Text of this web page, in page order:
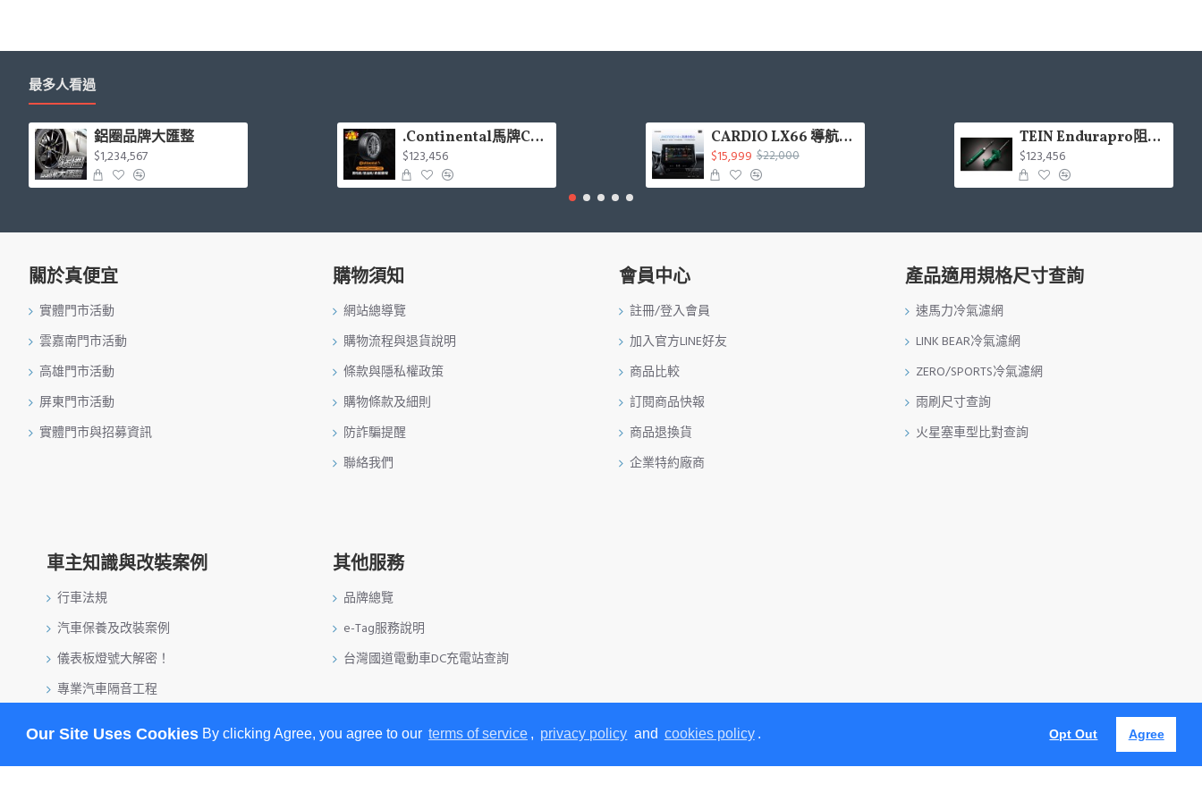
Our Site Uses Cookies By clicking Agree, you agree to our terms of service , privacy policy and cookies policy . Opt Out Agree
最多人看過
鋁圈品牌大匯整
$1,234,567
.Continental馬牌CCK輪胎特價專區
$123,456
CARDIO LX66 導航Hi-Res款安卓機 4+64G 8核(9吋/10.1吋)含安裝(面板框另計)
$15,999 $22,000
TEIN Endurapro阻尼固定式原廠型避震器適用車型一覽表
$123,456
關於真便宜
實體門市活動
雲嘉南門市活動
高雄門市活動
屏東門市活動
實體門市與招募資訊
購物須知
網站總導覽
購物流程與退貨說明
條款與隱私權政策
購物條款及細則
防詐騙提醒
聯絡我們
會員中心
註冊/登入會員
加入官方LINE好友
商品比較
訂閱商品快報
商品退換貨
企業特約廠商
產品適用規格尺寸查詢
速馬力冷氣濾網
LINK BEAR冷氣濾網
ZERO/SPORTS冷氣濾網
雨刷尺寸查詢
火星塞車型比對查詢
車主知識與改裝案例
行車法規
汽車保養及改裝案例
儀表板燈號大解密！
專業汽車隔音工程
其他服務
品牌總覽
e-Tag服務說明
台灣國道電動車DC充電站查詢